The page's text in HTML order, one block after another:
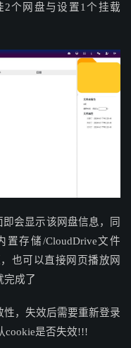
2个网盘与设置1个挂载
会显示该网盘信息，同
存储/CloudDrive文件
也可以直接网页播放网
完成了
性，失效后需要重新登录
cookie是否失效!!!